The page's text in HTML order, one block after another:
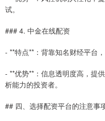
试。
### 4. 中金在线配资
- **特点**：背靠知名财经平台，
- **优势**：信息透明度高，提
析能力的投资者。
## 四、选择配资平台的注意事